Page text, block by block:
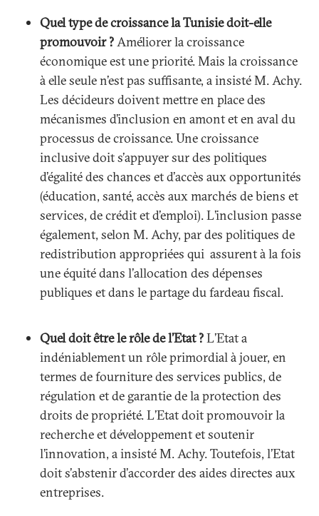
Quel type de croissance la Tunisie doit-elle
promouvoir ?Améliorer la croissance
économique est une priorité. Mais la croissance
à elle seule n’est pas suffisante, a insisté M. Achy.
Les décideurs doivent mettre en place des
mécanismes d’inclusion en amont et en aval du
processus de croissance. Une croissance
inclusive doit s’appuyer sur des politiques
d’égalité des chances et d’accès aux opportunités
(éducation, santé, accès aux marchés de biens et
services, de crédit et d’emploi). L’inclusion passe
également, selon M. Achy, par des politiques de
redistribution appropriées qui assurent à la fois
une équité dans l’allocation des dépenses
publiques et dans le partage du fardeau fiscal.
Quel doit être le rôle de l’Etat ?L’Etat a
indéniablement un rôle primordial à jouer, en
termes de fourniture des services publics, de
régulation et de garantie de la protection des
droits de propriété. L’Etat doit promouvoir la
recherche et développement et soutenir
l’innovation, a insisté M. Achy. Toutefois, l’Etat
doit s’abstenir d’accorder des aides directes aux
entreprises.